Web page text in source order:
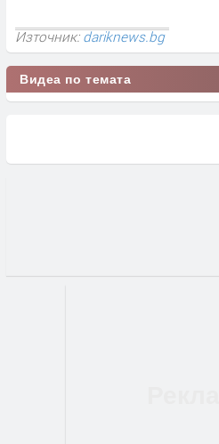
Източник:dariknews.bg
Видеа по темата